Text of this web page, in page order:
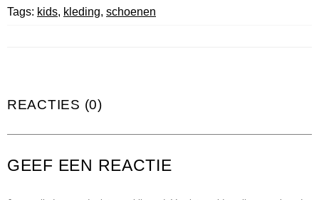
Tags: kids, kleding, schoenen
REACTIES (0)
GEEF EEN REACTIE